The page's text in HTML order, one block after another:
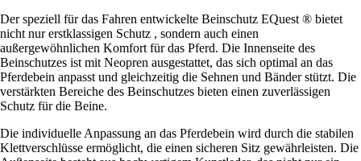
Der speziell für das Fahren entwickelte Beinschutz EQuest ® bietet
nicht nur erstklassigen Schutz , sondern auch einen
außergewöhnlichen Komfort für das Pferd. Die Innenseite des
Beinschutzes ist mit Neopren ausgestattet, das sich optimal an das
Pferdebein anpasst und gleichzeitig die Sehnen und Bänder stützt. Die
verstärkten Bereiche des Beinschutzes bieten einen zuverlässigen
Schutz für die Beine.
Die individuelle Anpassung an das Pferdebein wird durch die stabilen
Klettverschlüsse ermöglicht, die einen sicheren Sitz gewährleisten. Die